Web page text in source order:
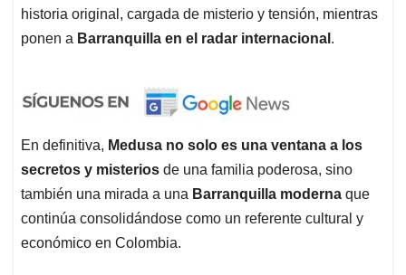
historia original, cargada de misterio y tensión, mientras
ponen a Barranquilla en el radar internacional .
En definitiva, Medusa no solo es una ventana a los
secretos y misterios de una familia poderosa, sino
también una mirada a una Barranquilla moderna que
continúa consolidándose como un referente cultural y
económico en Colombia.